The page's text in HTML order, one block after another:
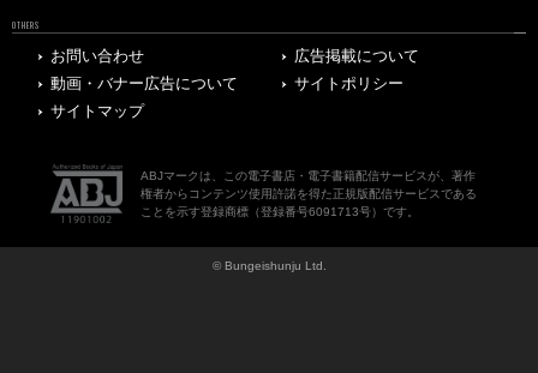
OTHERS
お問い合わせ
広告掲載について
動画・バナー広告について
サイトポリシー
サイトマップ
ABJマークは、この電子書店・電子書籍配信サービスが、著作
権者からコンテンツ使用許諾を得た正規版配信サービスである
ことを示す登録商標（登録番号6091713号）です。
© Bungeishunju Ltd.